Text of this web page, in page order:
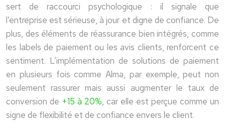
sert de raccourci psychologique : il signale que
l’entreprise est sérieuse, à jour et digne de confiance. De
plus, des éléments de réassurance bien intégrés, comme
les labels de paiement ou les avis clients, renforcent ce
sentiment. L’implémentation de solutions de paiement
en plusieurs fois comme Alma, par exemple, peut non
seulement rassurer mais aussi augmenter le taux de
conversion de +15 à 20%, car elle est perçue comme un
signe de flexibilité et de confiance envers le client.